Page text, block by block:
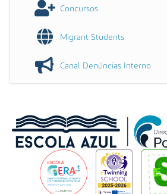
Concursos
Migrant Students
Canal Denúncias Interno